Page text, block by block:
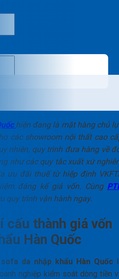
hiện đang là mặt hàng chủ
các showroom nội thất cao
nhiên, quy trình đưa hàng về
như các quy tắc xuất xứ
ưu đãi thuế từ hiệp định
đáng kể giá vốn. Cùng
quy trình vận hành ngay.
cấu thành giá vốn
Hàn Quốc
sofa da nhập khẩu Hàn Quốc
nghiệp kiểm soát dòng tiền